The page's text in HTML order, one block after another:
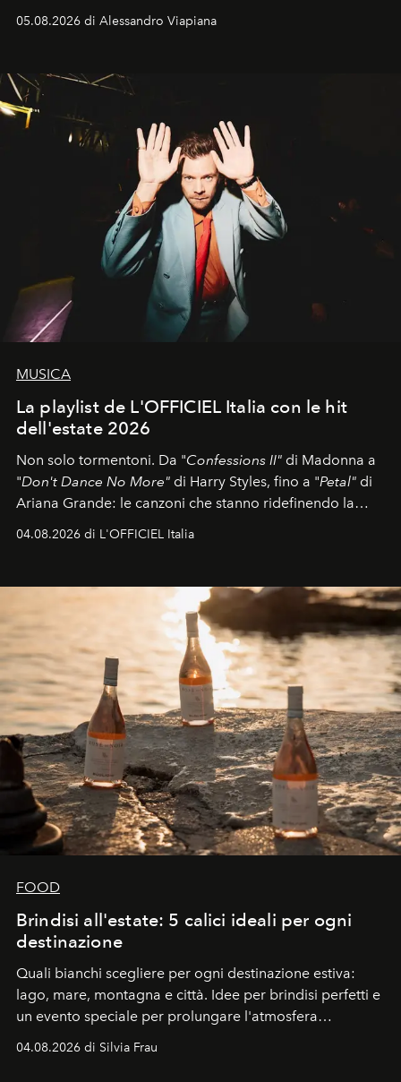
05.08.2026 di Alessandro Viapiana
MUSICA
La playlist de L'OFFICIEL Italia con le hit
dell'estate 2026
Non solo tormentoni. Da "Confessions II" di Madonna a
"Don't Dance No More" di Harry Styles, fino a "Petal" di
Ariana Grande: le canzoni che stanno ridefinendo la
colonna sonora della stagione.
04.08.2026 di L'OFFICIEL Italia
FOOD
Brindisi all'estate: 5 calici ideali per ogni
destinazione
Quali bianchi scegliere per ogni destinazione estiva:
lago, mare, montagna e città. Idee per brindisi perfetti e
un evento speciale per prolungare l'atmosfera
04.08.2026 di Silvia Frau